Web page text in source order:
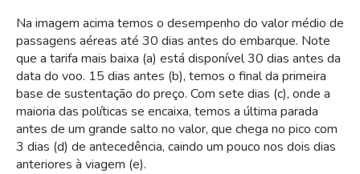
Na imagem acima temos o desempenho do valor médio de
passagens aéreas até 30 dias antes do embarque. Note
que a tarifa mais baixa (a) está disponível 30 dias antes da
data do voo. 15 dias antes (b), temos o final da primeira
base de sustentação do preço. Com sete dias (c), onde a
maioria das políticas se encaixa, temos a última parada
antes de um grande salto no valor, que chega no pico com
3 dias (d) de antecedência, caindo um pouco nos dois dias
anteriores à viagem (e).